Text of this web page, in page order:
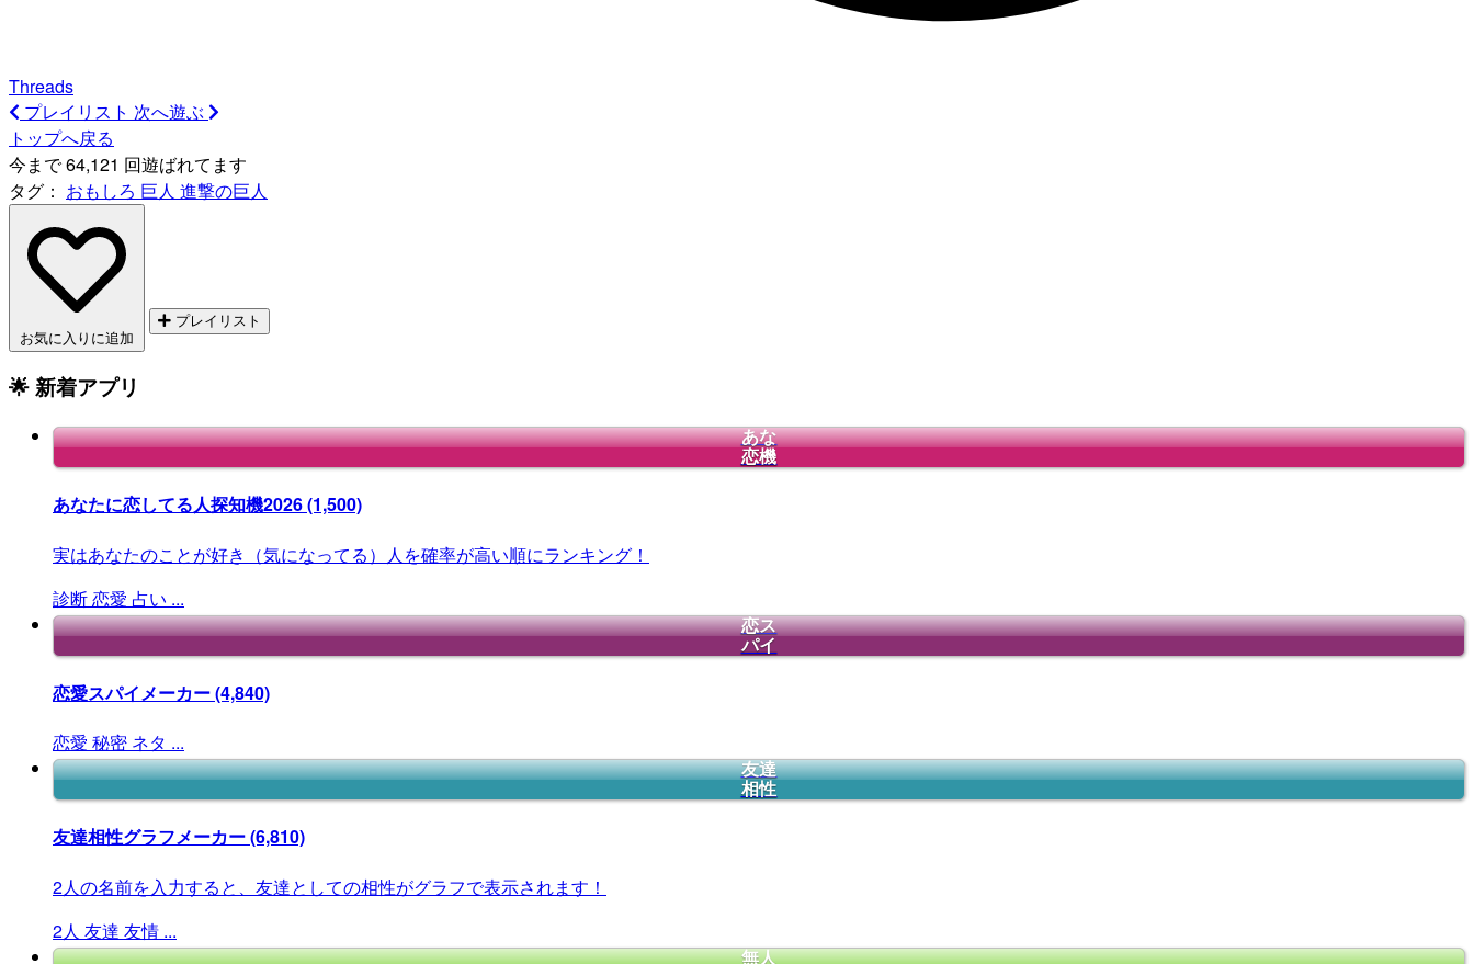
Threads
プレイリスト 次へ遊ぶ
トップへ戻る
今まで 64,121 回遊ばれてます
タグ： おもしろ 巨人 進撃の巨人
お気に入りに追加
プレイリスト
🌟 新着アプリ
あな
恋機
あなたに恋してる人探知機2026(1,500)
実はあなたのことが好き（気になってる）人を確率が高い順にランキング！
診断恋愛 占い ...
恋ス
パイ
恋愛スパイメーカー(4,840)
恋愛 秘密 ネタ ...
友達
相性
友達相性グラフメーカー(6,810)
2人の名前を入力すると、友達としての相性がグラフで表示されます！
2人 友達 友情 ...
無人